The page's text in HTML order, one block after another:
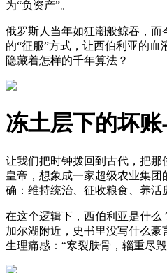
为“负资产”。
俄罗斯人当年如狂潮般鲸吞，而
的“征服”方式，让西伯利亚的血
隐藏着怎样的千年算法？
冻土层下的坏
让我们把时钟拨回到古代，把
皇帝，想象成一家超级农业集团
确：维持统治、征收粮食、养活
在这个逻辑下，西伯利亚是什么
加尔湖附近，史书里没写什么
生理痛感：“寒裂肤骨，辎重尽毁